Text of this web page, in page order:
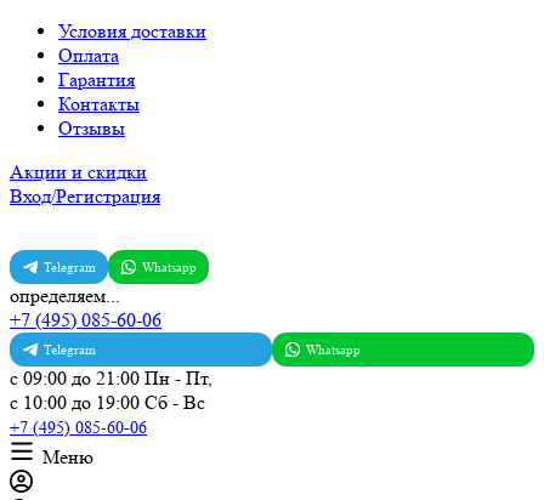
Условия доставки
Оплата
Гарантия
Контакты
Отзывы
Акции и скидки
Вход/Регистрация
Telegram Whatsapp
определяем...
+7 (495) 085-60-06
Telegram Whatsapp
с 09:00 до 21:00 Пн - Пт,
с 10:00 до 19:00 Сб - Вс
+7 (495) 085-60-06
Меню